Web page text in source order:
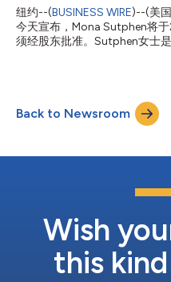
纽约--(BUSINESS WIRE)--(美
今天宣布，Mona Sutphen将
须经股东批准。Sutphen女士
际和美国国内政策、技术、宏
议……而这仅仅是她职业经历的
化的时期，随着我们专注于推
Spotify董事会。Spotify一直
其持续发展和扩张之中。”
资公司The Vistria Group的高
Back to Newsroom
Wish
this